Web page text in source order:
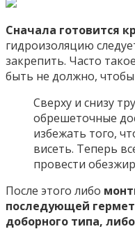
Сначала готовится
гидроизоляцию
закрепить. Часто
быть не должно,
Сверху и снизу
обрешеточные
избежать того,
висеть. Теперь
провести
После этого либо
последующей
доборного типа,